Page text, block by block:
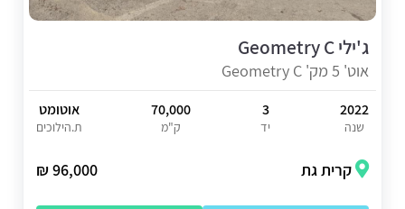
ג'ילי Geometry C
אוט' 5 מק' Geometry C
2022
שנה
3
יד
70,000
ק"מ
אוטומט
ת.הילוכים
קרית גת 96,000 ₪